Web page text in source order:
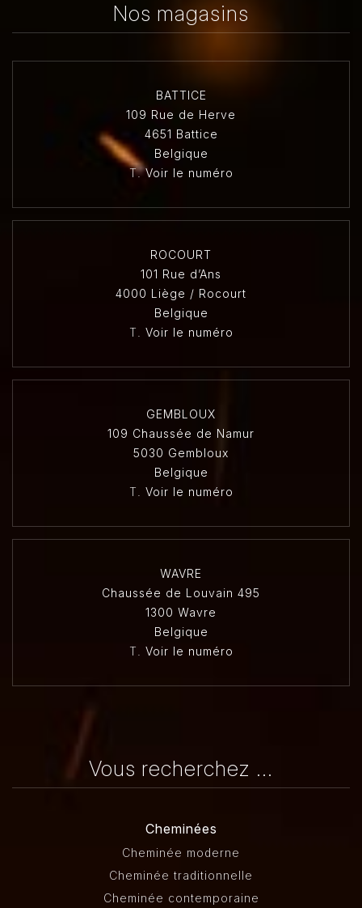
Nos magasins
BATTICE
109 Rue de Herve
4651 Battice
Belgique
T.Voir le numéro
ROCOURT
101 Rue d’Ans
4000 Liège / Rocourt
Belgique
T. Voir le numéro
GEMBLOUX
109 Chaussée de Namur
5030 Gembloux
Belgique
T. Voir le numéro
WAVRE
Chaussée de Louvain 495
1300 Wavre
Belgique
T. Voir le numéro
Vous recherchez ...
Cheminées
Cheminée moderne
Cheminée traditionnelle
Cheminée contemporaine